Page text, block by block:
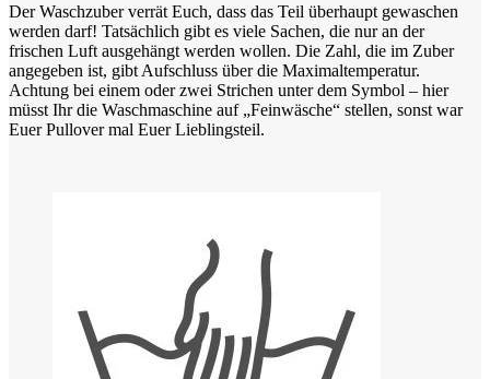
Der Waschzuber verrät Euch, dass das Teil überhaupt gewaschen
werden darf! Tatsächlich gibt es viele Sachen, die nur an der
frischen Luft ausgehängt werden wollen. Die Zahl, die im Zuber
angegeben ist, gibt Aufschluss über die Maximaltemperatur.
Achtung bei einem oder zwei Strichen unter dem Symbol – hier
müsst Ihr die Waschmaschine auf „Feinwäsche“ stellen, sonst war
Euer Pullover mal Euer Lieblingsteil.